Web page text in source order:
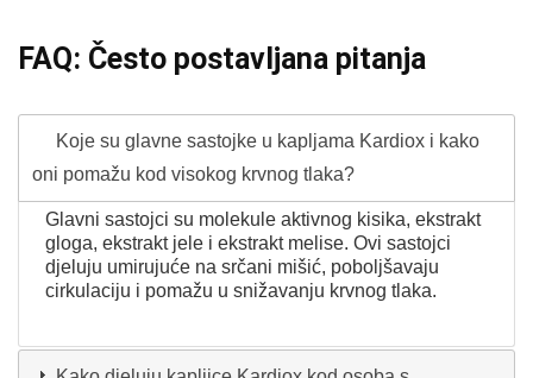
FAQ: Često postavljana pitanja
Koje su glavne sastojke u kapljama Kardiox i kako
oni pomažu kod visokog krvnog tlaka?
Glavni sastojci su molekule aktivnog kisika, ekstrakt
gloga, ekstrakt jele i ekstrakt melise. Ovi sastojci
djeluju umirujuće na srčani mišić, poboljšavaju
cirkulaciju i pomažu u snižavanju krvnog tlaka.